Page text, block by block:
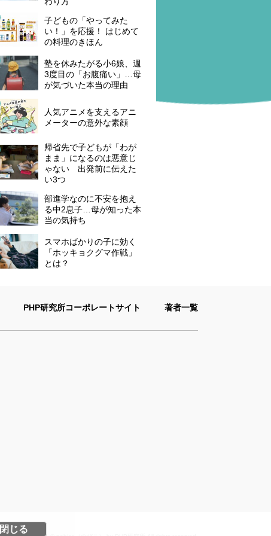
閉じる
子どもの「やってみた
い！」を応援！ はじめて
の料理のきほん
塾を休みたがる小6娘、週
3度目の「お腹痛い」…母
が気づいた本当の理由
人気アニメを支えるアニ
メーターの意外な素顔
帰省先で子どもが「わが
まま」になるのは悪意じ
ゃない 出発前に伝えた
い3つ
部進学なのに不安を抱え
る中2息子…母が知った本
当の気持ち
スマホばかりの子に効く
「ホッキョクグマ作戦」
とは？
PHP研究所コーポレートサイト 著者一覧